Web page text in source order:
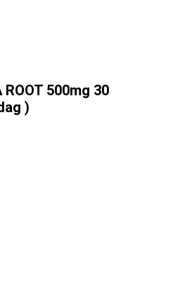
ROOT 500mg 30
)